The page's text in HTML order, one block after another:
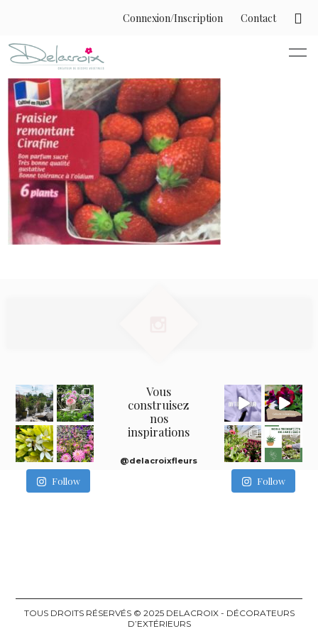
Connexion/Inscription Contact
Follow
Vous
construisez
nos
inspirations
@delacroixfleurs
Follow
TOUS DROITS RÉSERVÉS © 2025 DELACROIX - DÉCORATEURS
D’EXTÉRIEURS